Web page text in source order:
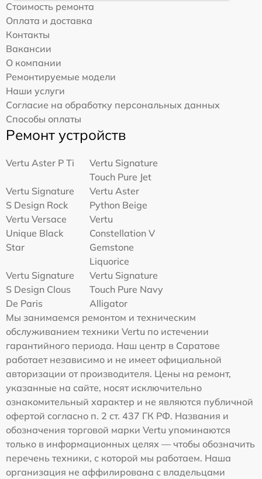
Стоимость ремонта
Оплата и доставка
Контакты
Вакансии
О компании
Ремонтируемые модели
Наши услуги
Согласие на обработку персональных данных
Способы оплаты
Ремонт устройств
Vertu Aster P Ti
Vertu Signature
Touch Pure Jet
Vertu Signature
S Design Rock
Vertu Aster
Python Beige
Vertu Versace
Unique Black
Star
Vertu
Constellation V
Gemstone
Liquorice
Vertu Signature
S Design Clous
De Paris
Vertu Signature
Touch Pure Navy
Alligator
Мы занимаемся ремонтом и техническим
обслуживанием техники Vertu по истечении
гарантийного периода. Наш центр в Саратове
работает независимо и не имеет официальной
авторизации от производителя. Цены на ремонт,
указанные на сайте, носят исключительно
ознакомительный характер и не являются публичной
офертой согласно п. 2 ст. 437 ГК РФ. Названия и
обозначения торговой марки Vertu упоминаются
только в информационных целях — чтобы обозначить
перечень техники, с которой мы работаем. Наша
организация не аффилирована с владельцами